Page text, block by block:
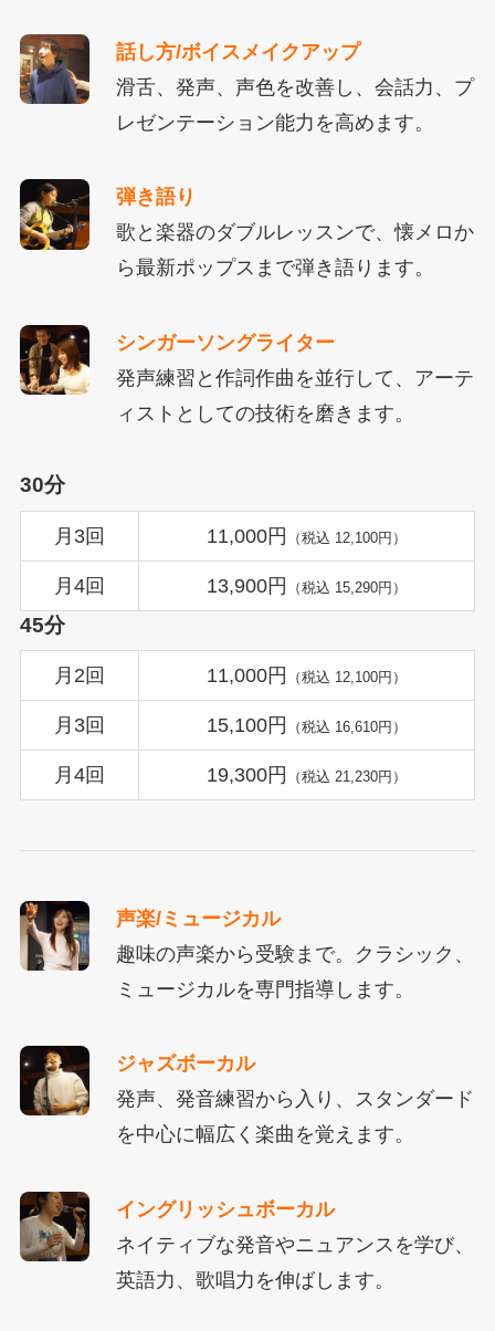
話し方/ボイスメイクアップ
滑舌、発声、声色を改善し、会話力、プ
レゼンテーション能力を高めます。
弾き語り
歌と楽器のダブルレッスンで、懐メロか
ら最新ポップスまで弾き語ります。
シンガーソングライター
発声練習と作詞作曲を並行して、アーテ
ィストとしての技術を磨きます。
30分
月3回 11,000円 （税込 12,100円）
月4回 13,900円 （税込 15,290円）
45分
月2回 11,000円 （税込 12,100円）
月3回 15,100円 （税込 16,610円）
月4回 19,300円 （税込 21,230円）
声楽/ミュージカル
趣味の声楽から受験まで。クラシック、
ミュージカルを専門指導します。
ジャズボーカル
発声、発音練習から入り、スタンダード
を中心に幅広く楽曲を覚えます。
イングリッシュボーカル
ネイティブな発音やニュアンスを学び、
英語力、歌唱力を伸ばします。